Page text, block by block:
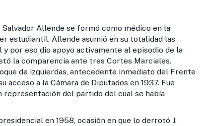
Salvador Allende se formó como médico en la
estudiantil. Allende asumió en su totalidad las
por eso dio apoyo activamente al episodio de la
la comparencia ante tres Cortes Marciales.
de izquierdas, antecedente inmediato del Frente
a la Cámara de Diputados en 1937. Fue
representación del partido del cual se había
en 1958, ocasión en que lo derrotó J.